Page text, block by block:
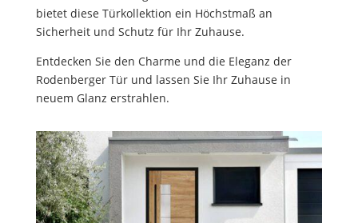
bietet diese Türkollektion ein Höchstmaß an
Sicherheit und Schutz für Ihr Zuhause.
Entdecken Sie den Charme und die Eleganz der
Rodenberger Tür und lassen Sie Ihr Zuhause in
neuem Glanz erstrahlen.